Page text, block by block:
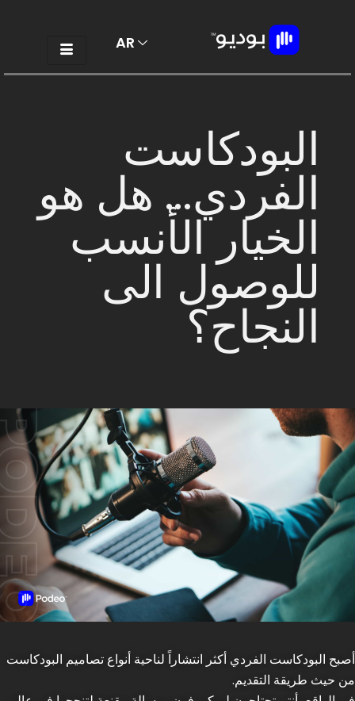
AR
البودكاست
الفردي... هل هو
الخيار الأنسب
للوصول الى
النجاح؟
أصبح البودكاست الفردي أكثر انتشاراً لناحية أنواع تصاميم البودكاست
من حيث طريقة التقديم.